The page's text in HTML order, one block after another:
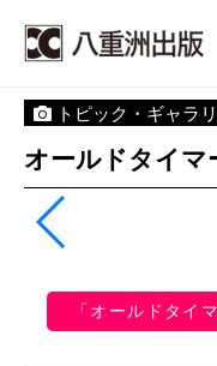
トピック・ギャラ
オールドタイマ
「オールドタ